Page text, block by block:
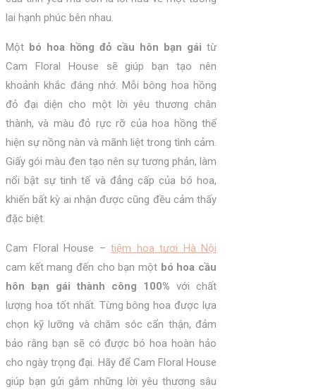
lai hạnh phúc bên nhau.
Một bó hoa hồng đỏ cầu hôn bạn gái từ
Cam Floral House sẽ giúp bạn tạo nên
khoảnh khắc đáng nhớ. Mỗi bông hoa hồng
đỏ đại diện cho một lời yêu thương chân
thành, và màu đỏ rực rỡ của hoa hồng thể
hiện sự nồng nàn và mãnh liệt trong tình cảm.
Giấy gói màu đen tạo nên sự tương phản, làm
nổi bật sự tinh tế và đẳng cấp của bó hoa,
khiến bất kỳ ai nhận được cũng đều cảm thấy
đặc biệt.
Cam Floral House – tiệm hoa tươi Hà Nội
cam kết mang đến cho bạn một bó hoa cầu
hôn bạn gái thành công 100% với chất
lượng hoa tốt nhất. Từng bông hoa được lựa
chọn kỹ lưỡng và chăm sóc cẩn thận, đảm
bảo rằng bạn sẽ có được bó hoa hoàn hảo
cho ngày trọng đại. Hãy để Cam Floral House
giúp bạn gửi gắm những lời yêu thương sâu